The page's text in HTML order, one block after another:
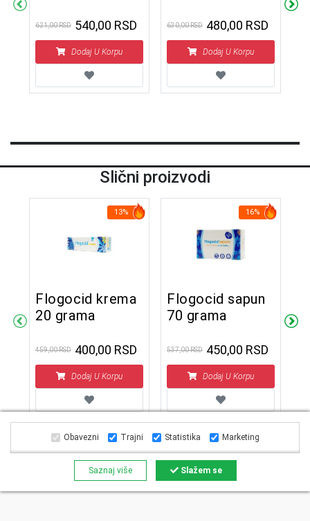
621,00 RSD 540,00 RSD
Dodaj U Korpu
grama
630,00 RSD 480,00 RSD
Dodaj U Korpu
Slični proizvodi
13%
Flogocid krema
20 grama
459,00 RSD 400,00 RSD
Dodaj U Korpu
16%
Flogocid sapun
70 grama
537,00 RSD 450,00 RSD
Dodaj U Korpu
Obavezni Trajni Statistika Marketing
Saznaj više Slažem se